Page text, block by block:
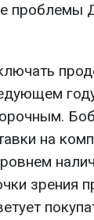
проблемы
на
зрения